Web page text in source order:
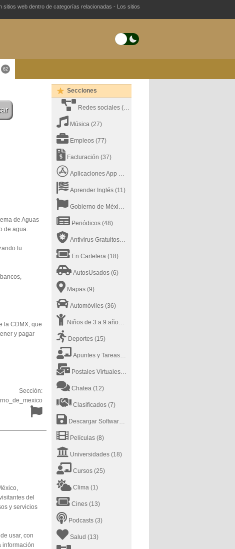
web dentro de categorías relacionadas - Los sitios
62
Secciones
Redes sociales (26)
Música (27)
Empleos (77)
Facturación (37)
Aplicaciones App Store
Aprender Inglés (11)
Gobierno de México
Periódicos (48)
Antivirus Gratuitos(19)
En Cartelera (18)
AutosUsados (6)
Mapas (9)
Automóviles (36)
Niños de 3 a 9 años (17)
Deportes (15)
Apuntes y Tareas(38)
Postales Virtuales(9)
Chatea (12)
Clasificados (7)
Descargar Software (8)
Películas (8)
Universidades (18)
Cursos (25)
Clima (1)
Cines (13)
Podcasts (3)
Salud (13)
de Aguas
de agua.
tu
la CDMX, que
y pagar
Sección:
del
y servicios
usar, con
información